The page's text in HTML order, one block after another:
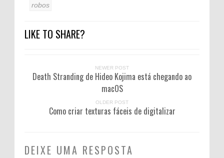
robos
LIKE TO SHARE?
NEWER POST
Death Stranding de Hideo Kojima está chegando ao
macOS
OLDER POST
Como criar texturas fáceis de digitalizar
DEIXE UMA RESPOSTA